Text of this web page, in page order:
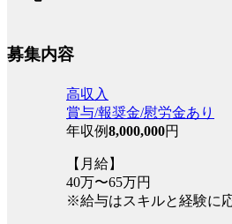
募集内容
高収入
賞与/報奨金/慰労金あり
年収例8,000,000円
【月給】
40万〜65万円
※給与はスキルと経験に